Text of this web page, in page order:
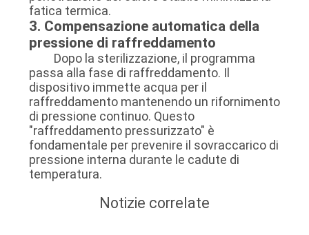
fatica termica.
3. Compensazione automatica della
pressione di raffreddamento
Dopo la sterilizzazione, il programma
passa alla fase di raffreddamento. Il
dispositivo immette acqua per il
raffreddamento mantenendo un rifornimento
di pressione continuo. Questo
"raffreddamento pressurizzato" è
fondamentale per prevenire il sovraccarico di
pressione interna durante le cadute di
temperatura.
Notizie correlate